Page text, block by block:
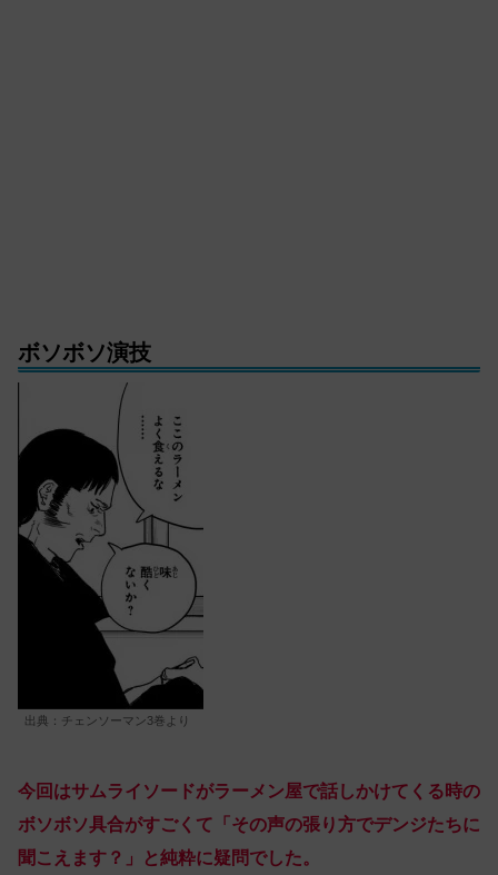
ボソボソ演技
出典：チェンソーマン3巻より
今回はサムライソードがラーメン屋で話しかけてくる時の
ボソボソ具合がすごくて「その声の張り方でデンジたちに
聞こえます？」と純粋に疑問でした。